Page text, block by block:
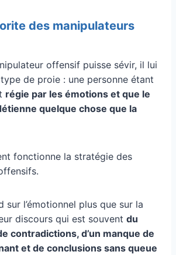
des manipulateurs
offensif puisse sévir, il lui
de proie : une personne étant
régie par les émotions et que le
quelque chose que la
fonctionne la stratégie des
sur l’émotionnel plus que sur la
discours qui est souvent du
contradictions, d’un manque de
et de conclusions sans queue